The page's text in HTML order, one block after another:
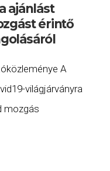
ajánlást
érintő
A
világjárványra
mozgás
ezzel az